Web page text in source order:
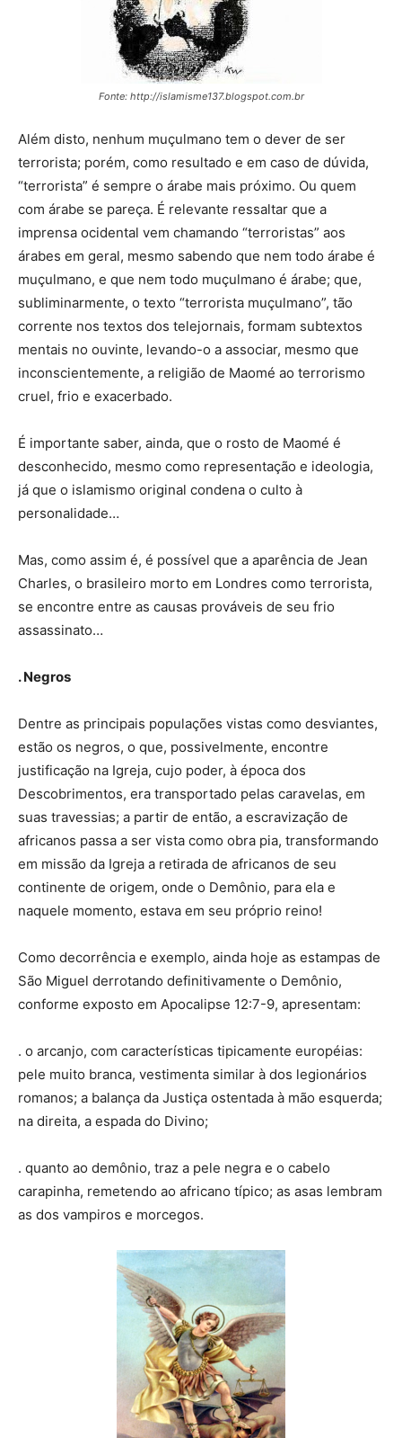
Fonte: http://islamisme137.blogspot.com.br
Além disto, nenhum muçulmano tem o dever de ser
terrorista; porém, como resultado e em caso de dúvida,
“terrorista” é sempre o árabe mais próximo. Ou quem
com árabe se pareça. É relevante ressaltar que a
imprensa ocidental vem chamando “terroristas” aos
árabes em geral, mesmo sabendo que nem todo árabe é
muçulmano, e que nem todo muçulmano é árabe; que,
subliminarmente, o texto “terrorista muçulmano”, tão
corrente nos textos dos telejornais, formam subtextos
mentais no ouvinte, levando-o a associar, mesmo que
inconscientemente, a religião de Maomé ao terrorismo
cruel, frio e exacerbado.
É importante saber, ainda, que o rosto de Maomé é
desconhecido, mesmo como representação e ideologia,
já que o islamismo original condena o culto à
personalidade…
Mas, como assim é, é possível que a aparência de Jean
Charles, o brasileiro morto em Londres como terrorista,
se encontre entre as causas prováveis de seu frio
assassinato…
. Negros
Dentre as principais populações vistas como desviantes,
estão os negros, o que, possivelmente, encontre
justificação na Igreja, cujo poder, à época dos
Descobrimentos, era transportado pelas caravelas, em
suas travessias; a partir de então, a escravização de
africanos passa a ser vista como obra pia, transformando
em missão da Igreja a retirada de africanos de seu
continente de origem, onde o Demônio, para ela e
naquele momento, estava em seu próprio reino!
Como decorrência e exemplo, ainda hoje as estampas de
São Miguel derrotando definitivamente o Demônio,
conforme exposto em Apocalipse 12:7-9, apresentam:
. o arcanjo, com características tipicamente européias:
pele muito branca, vestimenta similar à dos legionários
romanos; a balança da Justiça ostentada à mão esquerda;
na direita, a espada do Divino;
. quanto ao demônio, traz a pele negra e o cabelo
carapinha, remetendo ao africano típico; as asas lembram
as dos vampiros e morcegos.